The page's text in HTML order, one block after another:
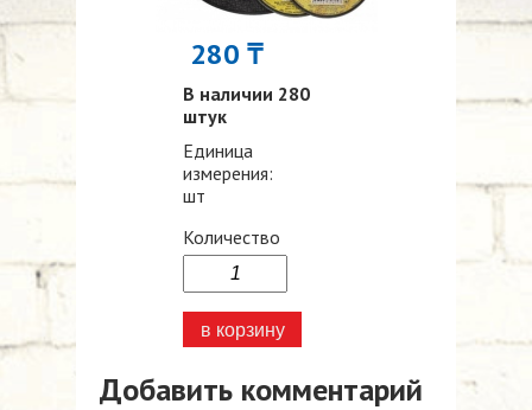
280 ₸
В наличии 280
штук
Единица
измерения:
шт
Количество
Добавить комментарий